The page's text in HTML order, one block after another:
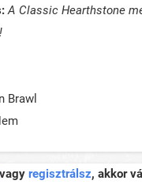
A Classic Hearthstone
Brawl
regisztrálsz, akkor